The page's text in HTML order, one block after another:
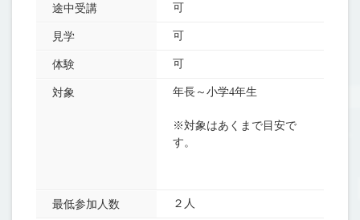
途中受講 可
見学 可
体験 可
対象 年長～小学4年生
※対象はあくまで目安で
す。
最低参加人数 ２人